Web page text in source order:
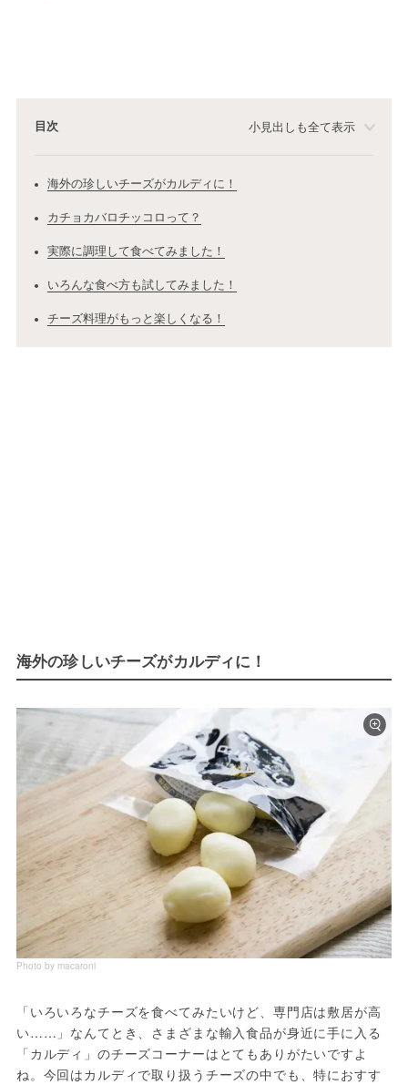
目次 小見出しも全て表示
海外の珍しいチーズがカルディに！
カチョカバロチッコロって？
実際に調理して食べてみました！
いろんな食べ方も試してみました！
チーズ料理がもっと楽しくなる！
海外の珍しいチーズがカルディに！
Photo by macaroni
「いろいろなチーズを食べてみたいけど、専門店は敷居が高
い……」なんてとき、さまざまな輸入食品が身近に手に入る
「カルディ」のチーズコーナーはとてもありがたいですよ
ね。今回はカルディで取り扱うチーズの中でも、特におすす